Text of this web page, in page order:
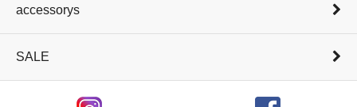
accessorys
SALE